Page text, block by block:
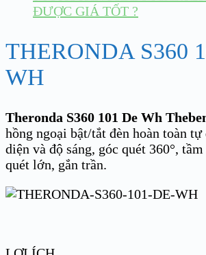
ĐƯỢC GIÁ TỐT ?
THERONDA S360
WH
Theronda S360 101 De Wh
hồng ngoại bật/tắt đèn hoàn toàn tự
diện và độ sáng, góc quét 360°,
quét lớn, gắn trần.